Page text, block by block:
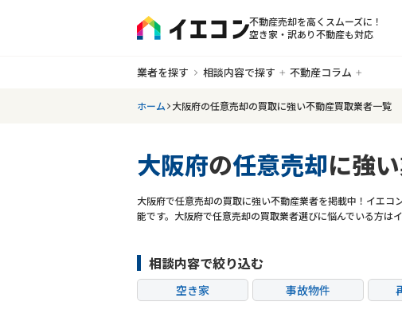
不動産売却を高くスムーズに！
空き家・訳あり不動産も対応
業者を探す 相談内容で探す 不動産コラム
ホーム 大阪府の任意売却の買取に強い不動産買取業者一覧
大阪府の任意売却に強
大阪府で任意売却の買取に強い不動産業者を掲載中！イエ
能です。大阪府で任意売却の買取業者選びに悩んでいる方は
相談内容で絞り込む
空き家 事故物件